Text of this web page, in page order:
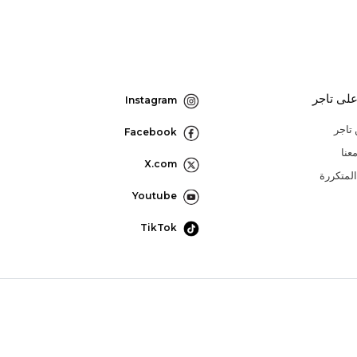
تاجر Instagram
Facebook
X.com
Youtube
TikTok